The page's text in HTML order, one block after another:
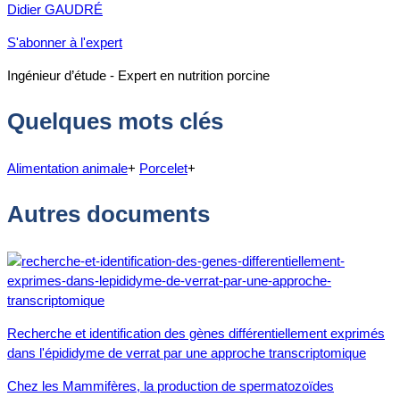
Didier GAUDRÉ
S'abonner à l'expert
Ingénieur d’étude - Expert en nutrition porcine
Quelques mots clés
Alimentation animale+ Porcelet+
Autres documents
Recherche et identification des gènes différentiellement exprimés
dans l'épididyme de verrat par une approche transcriptomique
Chez les Mammifères, la production de spermatozoïdes